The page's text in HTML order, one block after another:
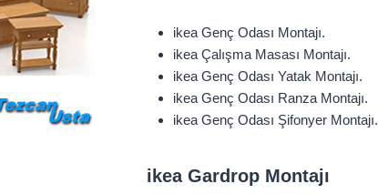
ikea Genç Odası Montajı.
ikea Çalışma Masası Montajı.
ikea Genç Odası Yatak Montajı.
ikea Genç Odası Ranza Montajı.
ikea Genç Odası Şifonyer Montajı.
ikea Gardrop Montajı